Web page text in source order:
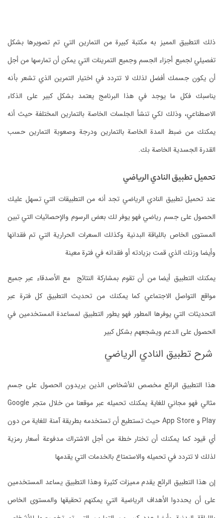
‏ذلك التطبيق المميز به مكتبة كبيرة من التمارين التي تم تصويرها بشكل
تفصيلي لجميع أجزاء الجسم وجميع التمرينات التي يمكن أن تمارسها من أجل
أن يكون جسمك أفضل لذلك لا تتردد في اختيار التمرين الذي تشعر بأنه
يناسبك فكل ما يوجد في هذا البرنامج يعتمد بشكل كبير على الذكاء
الاصطناعي، وذلك لكي تنشأ الجلسات الخاصة بالتمارين المختلفة حيث أنه
يمكنك من ضبط المدة الخاصة بالتمارين ودرجة وصعوبة التمارين حسب
القدرة الجسدية الخاصة بك.
‏تحميل تطبيق النادي الرياضي
‏عند تحميل تطبيق النادي الرياضي تجد أنه من التطبيقات التي تسهل عليك
الحصول على جسم رياضي فهو يوفر لك بعض الرسوم والإحصائيات التي تبين
المستوى الخاص باللياقة البدنية وكذلك السعرات الحرارية التي تم فقدانها
وأيضا وزنك الذي قمت بزيادته أو فقدانه في فترة معينة
‏يمكنك التطبيق أيضا من أن تقوم بمشاركة النتائج مع الأصدقاء عبر جميع
مواقع التواصل الاجتماعي كما يمكنك من تحديث التطبيق كل فترة عبر
التحديثات التي يوفرها المطور فهو يطور التطبيق لمساعدة المستخدمين في
الحصول على الدعم ويشجعهم بشكل كبير
‏ شرح تطبيق النادي الرياضي
‏هذا التطبيق الرائع مخصص للأشخاص الذين يريدون الحصول على جسم
مثالي فهو مجاني للغاية يمكنك تحميله عبر موقعنا من خلال متجر Google
Play و App Store حيث تستطيع أن تستخدمه بطريقة آمنة للغاية من دون
أي قيود كما يمكنك أن تختار خطة من أجل الاشتراك مدفوعة أسعار رمزية
لذلك لا تتردد في تحميله والاستمتاع بالخدمات التي يقدمها
‏إن هذا التطبيق الرائع يقدم مميزات كثيرة وهذا التطبيق يساعد المستخدمين
على أن يحددوا الأهداف الرياضية التي يمكنهم تحقيقها والمستوى الخاص